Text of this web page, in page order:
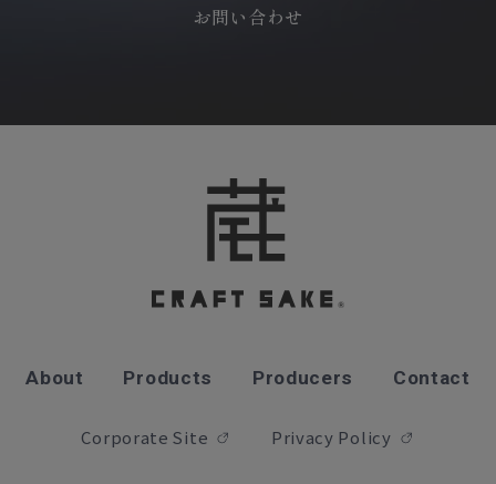
お問い合わせ
About Products Producers Contact
Corporate Site Privacy Policy